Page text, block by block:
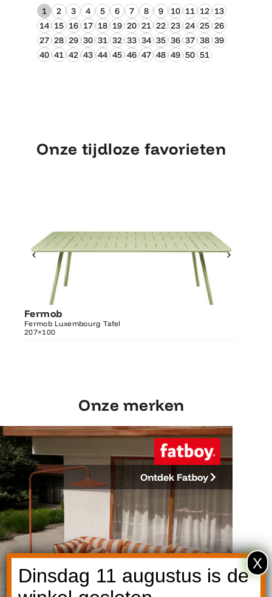
1 2 3 4 5 6 7 8 9 10 11 12 13
14 15 16 17 18 19 20 21 22 23 24 25 26
27 28 29 30 31 32 33 34 35 36 37 38 39
40 41 42 43 44 45 46 47 48 49 50 51
Onze tijdloze favorieten
Fermob
Fermob Luxembourg Tafel
207×100
207×100
Onze merken
Ontdek Fatboy
Dinsdag 11 augustus is de
X